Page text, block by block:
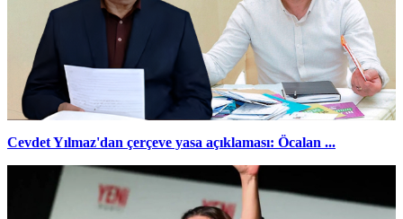
Cevdet Yılmaz'dan çerçeve yasa açıklaması: Öcalan ...